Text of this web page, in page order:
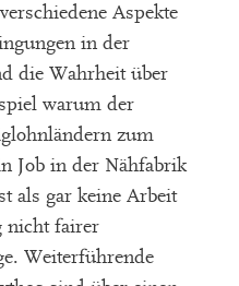
Aspekte
in der
die Wahrheit über
warum der
zum
Job in der Nähfabrik
als gar keine Arbeit
nicht fairer
Weiterführende